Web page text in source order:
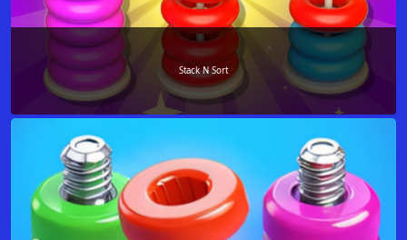
Stack N Sort